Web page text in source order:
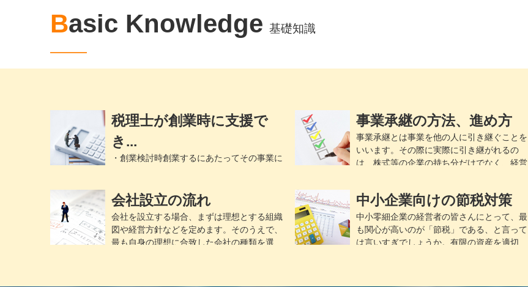
Basic Knowledge 基礎知識
税理士が創業時に支援で
き...
・創業検討時創業するにあたってその事業に
事業承継の方法、進め方
事業承継とは事業を他の人に引き継ぐことを
いいます。その際に実際に引き継がれるの
は、株式等の企業の持ち分だけでなく、経営
会社設立の流れ
会社を設立する場合、まずは理想とする組織
図や経営方針などを定めます。そのうえで、
最も自身の理想に合致した会社の種類を選
中小企業向けの節税対策
中小零細企業の経営者の皆さんにとって、最
も関心が高いのが「節税」である、と言って
は言いすぎでしょうか。有限の資産を適切